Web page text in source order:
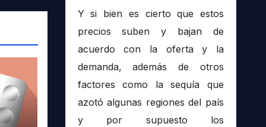
Y si bien es cierto que estos
precios suben y bajan de
acuerdo con la oferta y la
demanda, además de otros
factores como la sequía que
azotó algunas regiones del país
y por supuesto los